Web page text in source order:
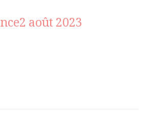
2 août 2023